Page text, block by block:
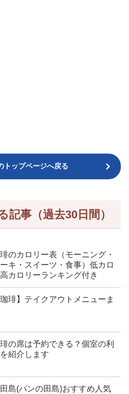
トップページへ戻る
記事（過去30日間）
のカロリー表（モーニング・
キ・スイーツ・食事）低カロ
カロリーランキング付き
珈琲】テイクアウトメニューま
の席は予約できる？個室の利
紹介します
島(パンの田島)おすすめ人気